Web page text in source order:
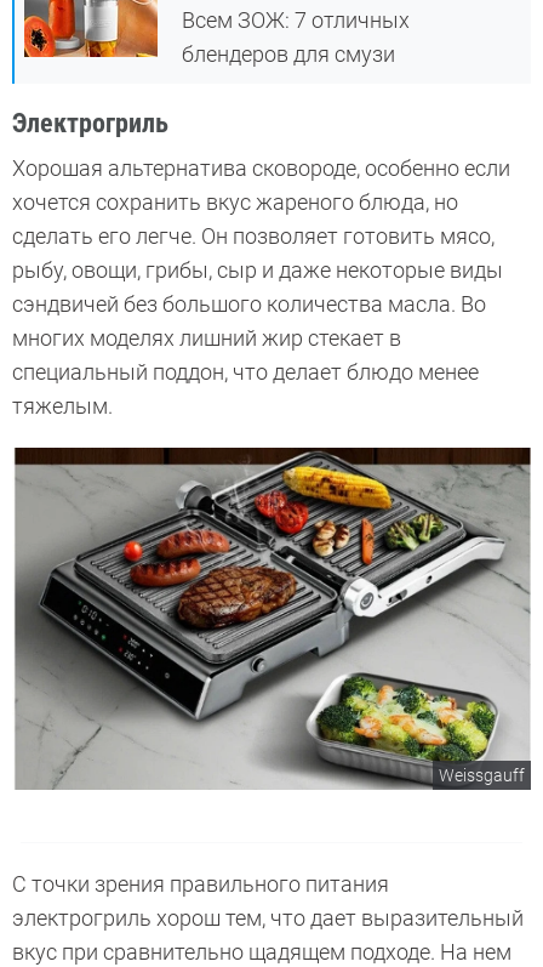
Всем ЗОЖ: 7 отличных
блендеров для смузи
Электрогриль
Хорошая альтернатива сковороде, особенно если
хочется сохранить вкус жареного блюда, но
сделать его легче. Он позволяет готовить мясо,
рыбу, овощи, грибы, сыр и даже некоторые виды
сэндвичей без большого количества масла. Во
многих моделях лишний жир стекает в
специальный поддон, что делает блюдо менее
тяжелым.
Weissgauff
С точки зрения правильного питания
электрогриль хорош тем, что дает выразительный
вкус при сравнительно щадящем подходе. На нем